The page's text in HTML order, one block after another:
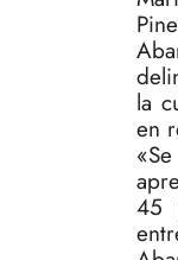
la
en
45